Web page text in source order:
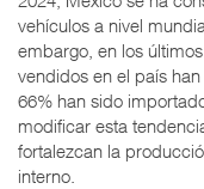
vehículos a nivel
embargo, en los
vendidos en el país
66% han sido
modificar esta
fortalezcan la
interno.